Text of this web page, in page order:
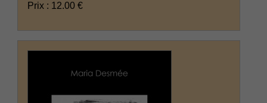
Prix : 12.00 €